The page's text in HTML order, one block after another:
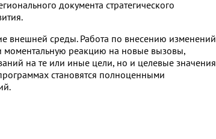
документа стратегического
внешней среды. Работа по внесению изменений
моментальную реакцию на новые вызовы,
на те или иные цели, но и целевые значения
становятся полноценными